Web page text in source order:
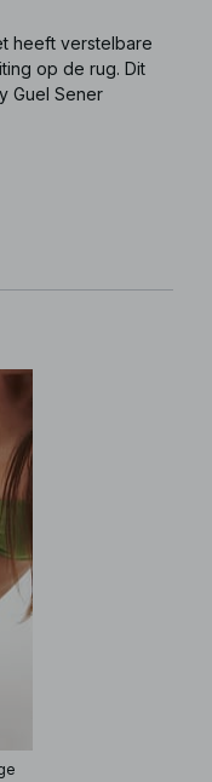
heeft verstelbare
op de rug. Dit
Guel Sener